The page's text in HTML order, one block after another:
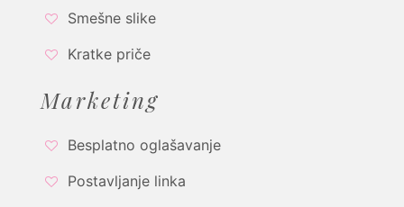
Smešne slike
Kratke priče
Marketing
Besplatno oglašavanje
Postavljanje linka